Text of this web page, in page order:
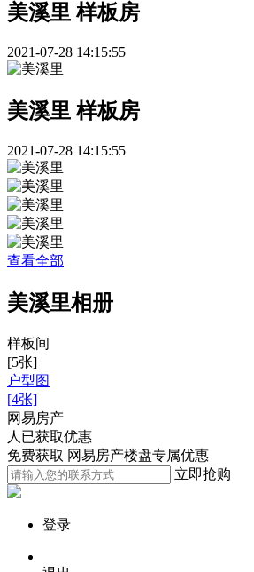
美溪里 样板房
2021-07-28 14:15:55
美溪里 样板房
2021-07-28 14:15:55
查看全部
美溪里相册
样板间
[5张]
户型图
[4张]
网易房产
人已获取优惠
免费获取 网易房产楼盘专属优惠
立即抢购
登录